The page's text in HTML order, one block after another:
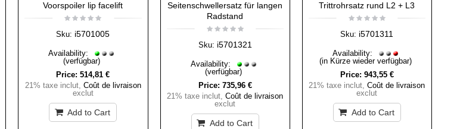
Voorspoiler lip facelift
Sku: i5701005
Availability:
(verfügbar)
Price: 514,81 €
21% taxe inclut, Coût de livraison
exclut
Add to Cart
Seitenschwellersatz für langen
Radstand
Sku: i5701321
Availability:
(verfügbar)
Price: 735,96 €
21% taxe inclut,Coût de livraison
exclut
Add to Cart
Trittrohrsatz rund L2 + L3
Sku: i5701311
Availability:
(in Kürze wieder verfügbar)
Price: 943,55 €
21% taxe inclut,Coût de livraison
exclut
Add to Cart